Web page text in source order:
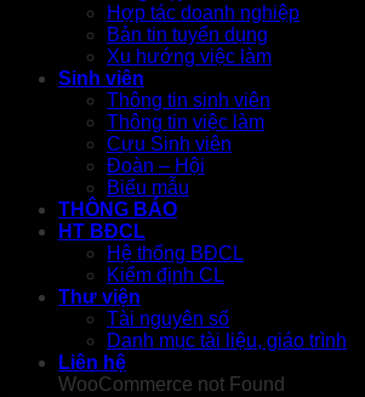
Hợp tác doanh nghiệp
Bản tin tuyển dụng
Xu hướng việc làm
Sinh viên
Thông tin sinh viên
Thông tin việc làm
Cựu Sinh viên
Đoàn – Hội
Biểu mẫu
THÔNG BÁO
HT BĐCL
Hệ thống BĐCL
Kiểm định CL
Thư viện
Tài nguyên số
Danh mục tài liệu, giáo trình
Liên hệ
WooCommerce not Found